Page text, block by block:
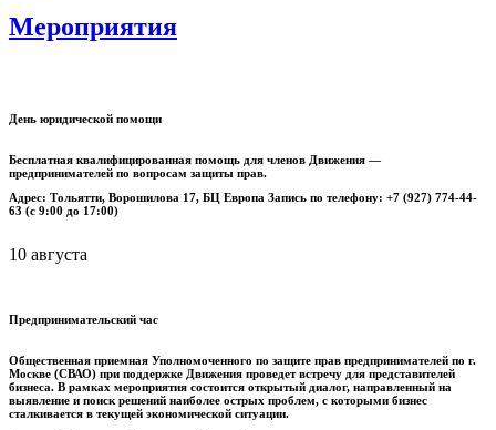
Мероприятия
День юридической помощи
Бесплатная квалифицированная помощь для членов Движения —
предпринимателей по вопросам защиты прав.
Адрес: Тольятти, Ворошилова 17, БЦ Европа Запись по телефону: +7 (927) 774-44-
63 (с 9:00 до 17:00)
10 августа
Предпринимательский час
Общественная приемная Уполномоченного по защите прав предпринимателей по г.
Москве (СВАО) при поддержке Движения проведет встречу для представителей
бизнеса. В рамках мероприятия состоится открытый диалог, направленный на
выявление и поиск решений наиболее острых проблем, с которыми бизнес
сталкивается в текущей экономической ситуации.